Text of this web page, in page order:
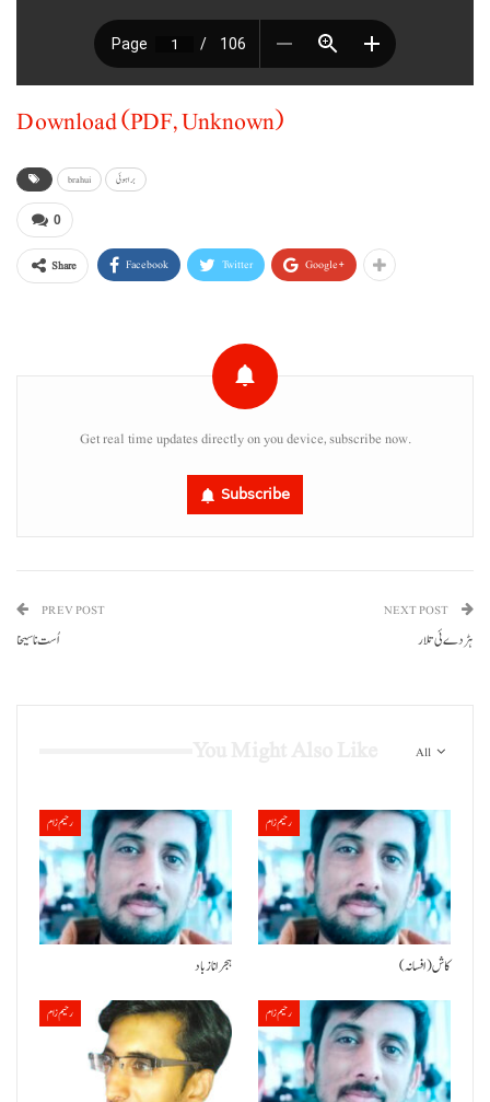
Download (PDF, Unknown)
brahui براہوئی
0
Share Facebook Twitter Google+
Get real time updates directly on you device, subscribe now.
Subscribe
PREV POST
اُست نا سیخا
NEXT POST
ہڑدے ئی تلار
All
رحیم زام
ہجر انا زباد
رحیم زام
کاش (افسانہ)
رحیم زام رحیم زام